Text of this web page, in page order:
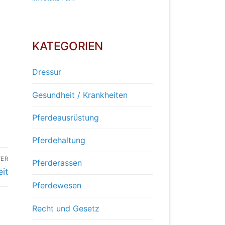
KATEGORIEN
Dressur
Gesundheit / Krankheiten
Pferdeausrüstung
Pferdehaltung
Pferderassen
Pferdewesen
Recht und Gesetz